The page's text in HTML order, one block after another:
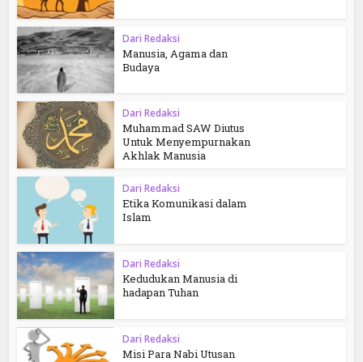
Dari Redaksi
Manusia, Agama dan
Budaya
Dari Redaksi
Muhammad SAW Diutus
Untuk Menyempurnakan
Akhlak Manusia
Dari Redaksi
Etika Komunikasi dalam
Islam
Dari Redaksi
Kedudukan Manusia di
hadapan Tuhan
Dari Redaksi
Misi Para Nabi Utusan